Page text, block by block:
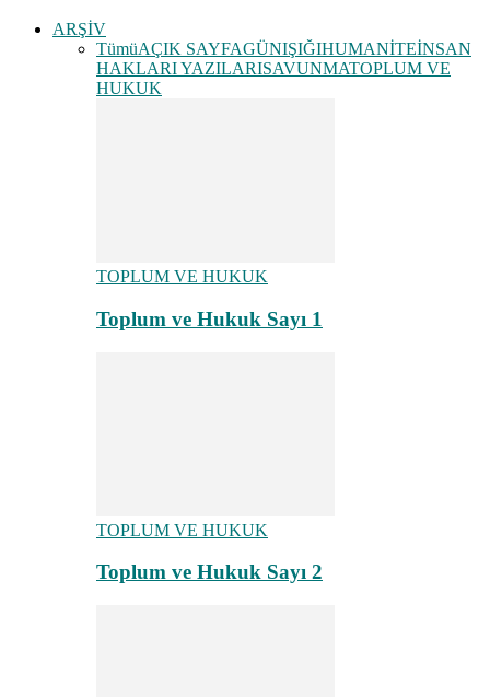
ARŞİV
TümüAÇIK SAYFAGÜNIŞIĞIHUMANİTEİNSAN
HAKLARI YAZILARISAVUNMATOPLUM VE
HUKUK
TOPLUM VE HUKUK
Toplum ve Hukuk Sayı 1
TOPLUM VE HUKUK
Toplum ve Hukuk Sayı 2